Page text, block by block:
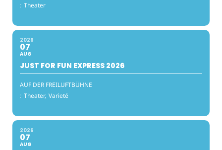
: Theater
2026
07
AUG
JUST FOR FUN EXPRESS 2026
AUF DER FREILUFTBÜHNE
: Theater, Varieté
2026
07
AUG